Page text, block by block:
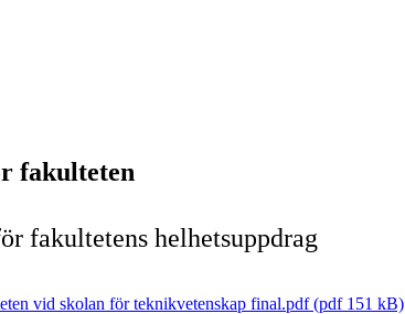
fakulteten
fakultetens helhetsuppdrag
vid skolan för teknikvetenskap final.pdf (pdf 151 kB)